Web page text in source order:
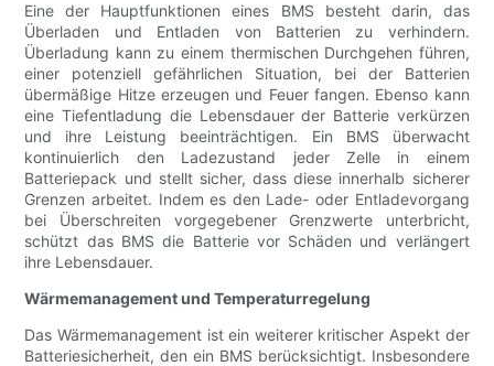
Eine der Hauptfunktionen eines BMS besteht darin, das
Überladen und Entladen von Batterien zu verhindern.
Überladung kann zu einem thermischen Durchgehen führen,
einer potenziell gefährlichen Situation, bei der Batterien
übermäßige Hitze erzeugen und Feuer fangen. Ebenso kann
eine Tiefentladung die Lebensdauer der Batterie verkürzen
und ihre Leistung beeinträchtigen. Ein BMS überwacht
kontinuierlich den Ladezustand jeder Zelle in einem
Batteriepack und stellt sicher, dass diese innerhalb sicherer
Grenzen arbeitet. Indem es den Lade- oder Entladevorgang
bei Überschreiten vorgegebener Grenzwerte unterbricht,
schützt das BMS die Batterie vor Schäden und verlängert
ihre Lebensdauer.
Wärmemanagement und Temperaturregelung
Das Wärmemanagement ist ein weiterer kritischer Aspekt der
Batteriesicherheit, den ein BMS berücksichtigt. Insbesondere